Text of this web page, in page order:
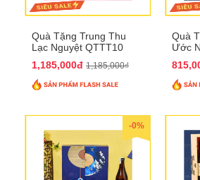
Quà Tặng Trung Thu
Lạc Nguyệt QTTT10
1,185,000đ 1,185,000₫
Quà
Ước
-0%